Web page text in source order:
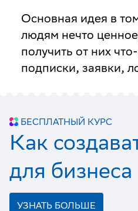
Основная идея в
людям нечто
получить от них
подписки, заявки,
БЕСПЛАТНЫЙ КУРС
Как
для бизнеса
УЗНАТЬ БОЛЬШЕ